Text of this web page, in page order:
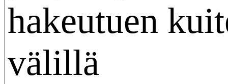
hakeutuen
välillä